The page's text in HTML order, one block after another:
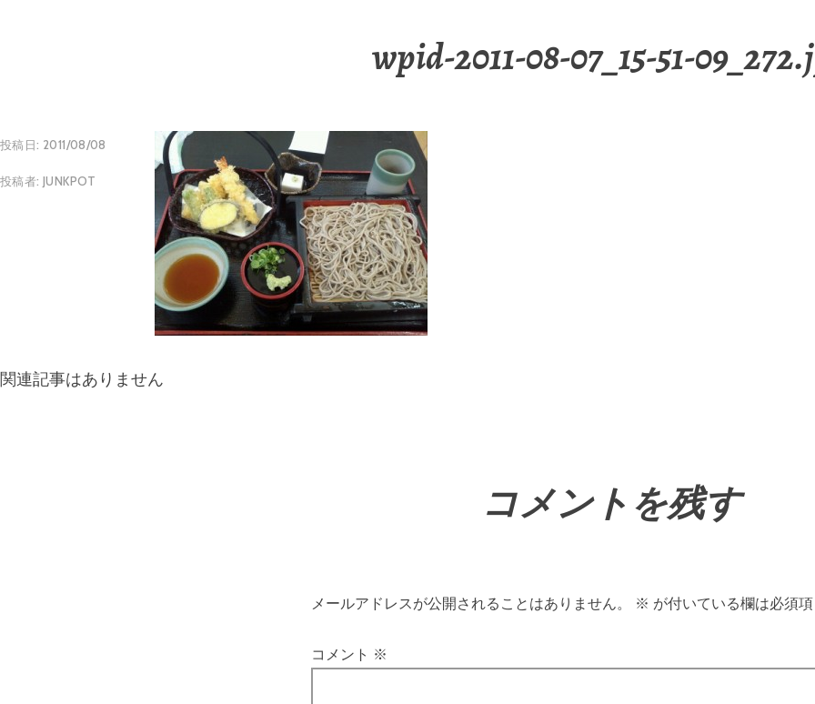
wpid-2011-08-07_15-51-
投稿日: 2011/08/08
投稿者: JUNKPOT
関連記事はありません
コメントを残す
メールアドレスが公開されることはありません。 ※ が付いている欄は必須
コメント ※